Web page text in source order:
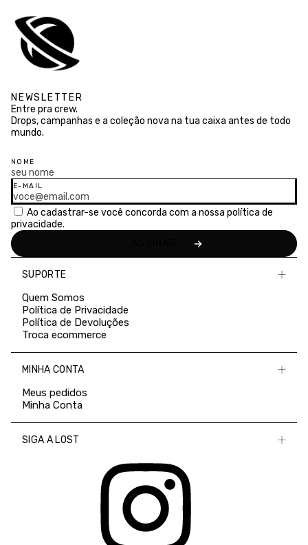
NEWSLETTER
Entre pra crew.
Drops, campanhas e a coleção nova na tua caixa antes de todo
mundo.
NOME
E-MAIL
Ao cadastrar-se você concorda com a nossa política de
privacidade.
SUPORTE
Quem Somos
Política de Privacidade
Política de Devoluções
Troca ecommerce
MINHA CONTA
Meus pedidos
Minha Conta
SIGA A LOST